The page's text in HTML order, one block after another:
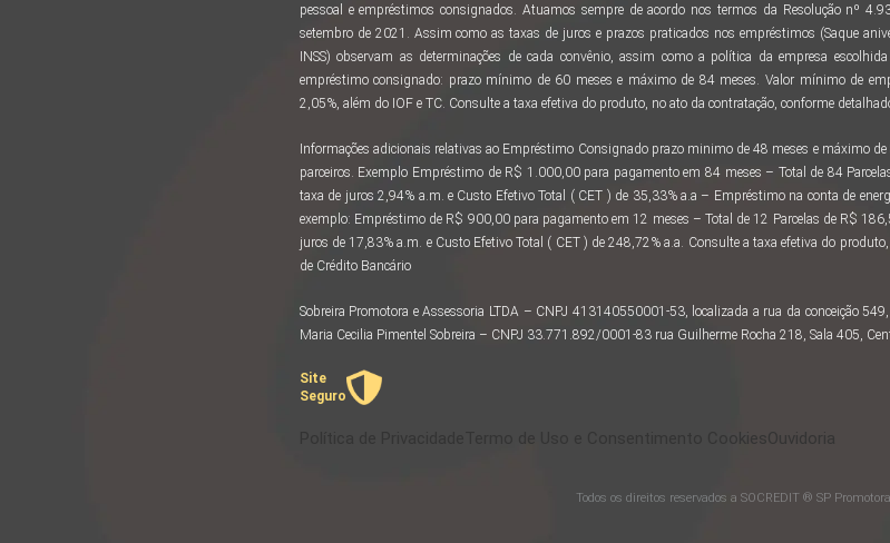
pessoal e empréstimos consignados. Atuamos sempre de acordo nos termos da Resolução nº
setembro de 2021. Assim como as taxas de juros e prazos praticados nos empréstimos (Saque
INSS) observam as determinações de cada convênio, assim como a política da empresa
empréstimo consignado: prazo mínimo de 60 meses e máximo de 84 meses. Valor mínimo de
2,05%, além do IOF e TC. Consulte a taxa efetiva do produto, no ato da contratação, conforme
Informações adicionais relativas ao Empréstimo Consignado prazo minimo de 48 meses e máximo
parceiros. Exemplo Empréstimo de R$ 1.000,00 para pagamento em 84 meses – Total de 84
taxa de juros 2,94% a.m. e Custo Efetivo Total ( CET ) de 35,33% a.a – Empréstimo na conta de
exemplo: Empréstimo de R$ 900,00 para pagamento em 12 meses – Total de 12 Parcelas de R$
juros de 17,83% a.m. e Custo Efetivo Total ( CET ) de 248,72% a.a. Consulte a taxa efetiva do
de Crédito Bancário
Sobreira Promotora e Assessoria LTDA – CNPJ 413140550001-53, localizada a rua da conceição
Maria Cecilia Pimentel Sobreira – CNPJ 33.771.892/0001-83 rua Guilherme Rocha 218, Sala 405,
Site
Seguro
Termo de Uso e Consentimento CookiesOuvidoria
Todos os direitos reservados a SOCREDIT ® SP